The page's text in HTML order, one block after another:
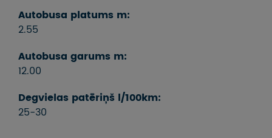
Autobusa platums m:
2.55
Autobusa garums m:
12.00
Degvielas patēriņš l/100km:
25-30